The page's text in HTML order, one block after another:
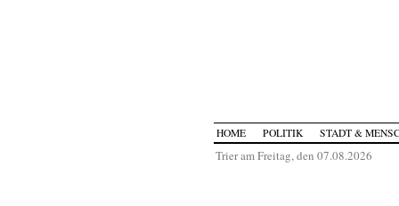
HOME POLITIK STADT &
Trier am Freitag, den 07.08.2026